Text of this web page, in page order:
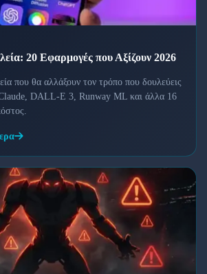
20 Εφαρμογές που Αξίζουν 2026
που θα αλλάξουν τον τρόπο που δουλεύεις
DALL-E 3, Runway ML και άλλα 16